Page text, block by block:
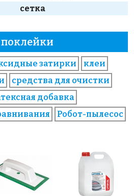
сетка
затирки
клеи
средства для очистки
добавка
Робот-пылесос